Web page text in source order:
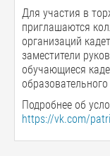
Для участия в
приглашаются
организаций
заместители
обучающиеся
Подробнее об
https://vk.com/